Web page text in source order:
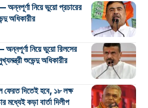
অন্নপূর্ণা নিয়ে ভুয়ো প্রচারের
অধিকারীর
নিয়ে ভুয়ো রিলসের
শুভেন্দু অধিকারীর
ফেরত দিতেই হবে, ১৮ লক্ষ
মধ্যেই কড়া বার্তা দিলীপ